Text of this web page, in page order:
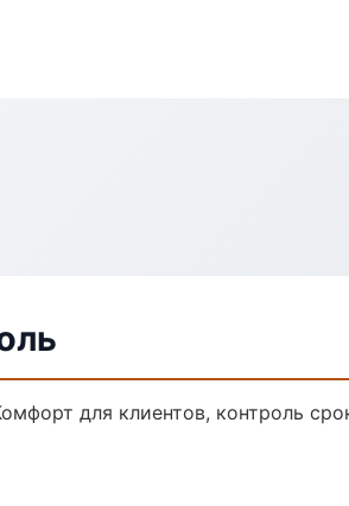
для клиентов, контроль